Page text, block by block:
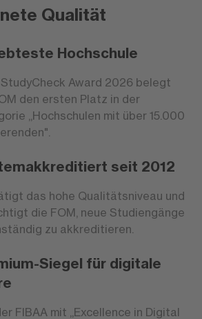
Qualität
Hochschule
StudyCheck Award 2026 belegt
den ersten Platz in der
„Hochschulen mit über 15.000
seit 2012
das hohe Qualitätsniveau und
die FOM, neue Studiengänge
zu akkreditieren.
Siegel für digitale
FIBAA mit „Excellence in Digital